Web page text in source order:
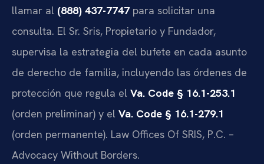
llamar al (888) 437-7747 para solicitar una
consulta. El Sr. Sris, Propietario y Fundador,
supervisa la estrategia del bufete en cada asunto
de derecho de familia, incluyendo las órdenes de
protección que regula el Va. Code § 16.1-253.1
(orden preliminar) y el Va. Code § 16.1-279.1
(orden permanente). Law Offices Of SRIS, P.C. –
Advocacy Without Borders.